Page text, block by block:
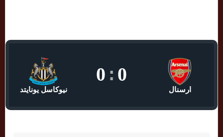
ارسنال
0
:
0
نيوكاسل يونايتد